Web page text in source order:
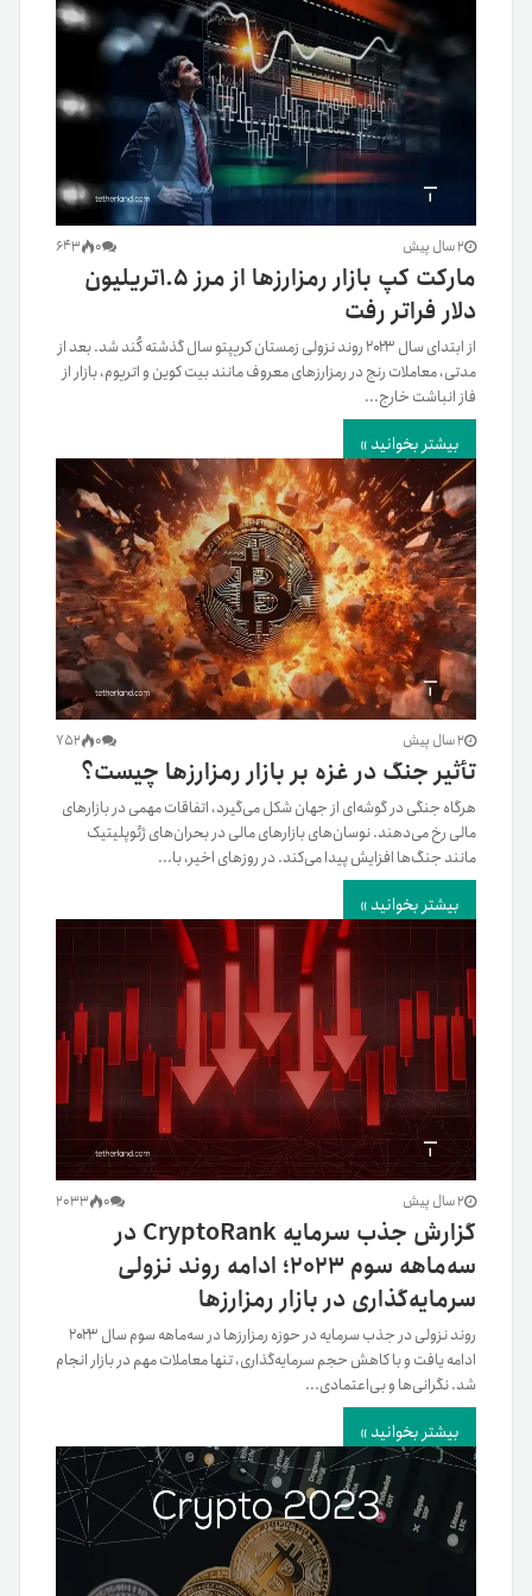
2 سال پیش 0
643
مارکت کپ بازار رمزارزها از مرز ۱.۵تریلیون
دلار فراتر رفت
از ابتدای سال ۲۰۲۳ روند نزولی زمستان کریپتو سال گذشته کُند شد. بعد از
مدتی، معاملات رنج در رمزارزهای معروف مانند بیت کوین و اتریوم، بازار از
فاز انباشت خارج...
بیشتر بخوانید »
2 سال پیش 0
752
تأثیر جنگ در غزه بر بازار رمزارزها چیست؟
هرگاه جنگی در گوشه‌ای از جهان شکل می‌گیرد، اتفاقات مهمی در بازارهای
مالی رخ می‌دهند. نوسان‌های بازارهای مالی در بحران‌های ژئوپلیتیک
مانند جنگ‌ها افزایش پیدا می‌کند. در روزهای اخیر، با...
بیشتر بخوانید »
2 سال پیش 0
2033
گزارش جذب سرمایه CryptoRank در
سه‌ماهه سوم ۲۰۲۳؛ ادامه روند نزولی
سرمایه‌گذاری در بازار رمزارزها
روند نزولی در جذب سرمایه در حوزه رمزارزها در سه‌ماهه سوم سال ۲۰۲۳
ادامه یافت و با کاهش حجم سرمایه‌گذاری، تنها معاملات مهم در بازار انجام
شد. نگرانی‌ها و بی‌اعتمادی...
بیشتر بخوانید »